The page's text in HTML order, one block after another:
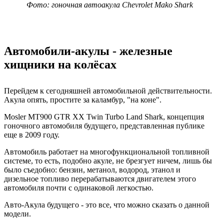
Фото: гоночная автоакула Chevrolet Mako Shark
Автомобили-акулы - железные
хищники на колёсах
Перейдем к сегодняшней автомобильной действительности.
Акула опять, простите за каламбур, "на коне".
Mosler MT900 GTR XX Twin Turbo Land Shark, концепция
гоночного автомобиля будущего, представленная публике
еще в 2009 году.
Автомобиль работает на многофункциональной топливной
системе, то есть, подобно акуле, не брезгует ничем, лишь бы
было съедобно: бензин, метанол, водород, этанол и
дизельное топливо перерабатываются двигателем этого
автомобиля почти с одинаковой легкостью.
Авто-Акула будущего - это все, что можно сказать о данной
модели.